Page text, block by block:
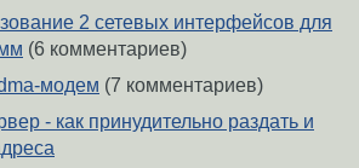
2 сетевых интерфейсов для
(6 комментариев)
модем (7 комментариев)
- как принудительно раздать и